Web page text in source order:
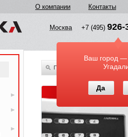
О компании Контакты
Москва +7 (495) 926-
Ваш город —
Да
По всему каталогу